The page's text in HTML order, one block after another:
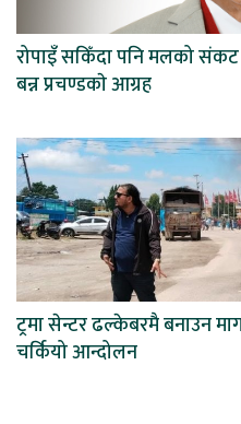
रोपाइँ सकिँदा पनि मलको
बन्न प्रचण्डकाे आग्रह
ट्रमा सेन्टर ढल्केबरमै बनाउन
चर्कियो आन्दोलन